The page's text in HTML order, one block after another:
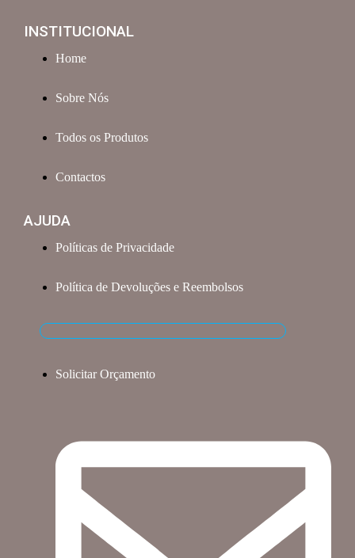
INSTITUCIONAL
Home
Sobre Nós
Todos os Produtos
Contactos
AJUDA
Políticas de Privacidade
Política de Devoluções e Reembolsos
Solicitar Orçamento